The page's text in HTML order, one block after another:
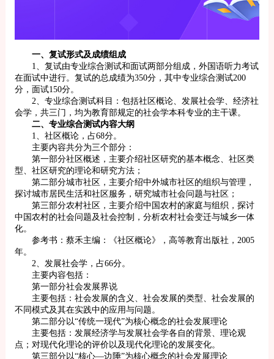
一、复试形式及成绩组成
1、复试由专业综合测试和面试两部分组成，外国语听力考试
在面试中进行。复试的总成绩为350分，其中专业综合测试200
分，面试150分。
2、专业综合测试科目：包括社区概论、发展社会学、经济社
会学，共三门，均为教育部规定的社会学本科专业的主干课。
二、专业综合测试内容大纲
1、社区概论，占68分。
主要内容共分为三个部分：
第一部分社区概述，主要介绍社区研究的基本概念、社区类
型、社区研究的理论和研究方法；
第二部分城市社区，主要介绍中外城市社区的组织与管理，
探讨城市居民生活和社区服务，研究城市社会问题与社区；
第三部分农村社区，主要介绍中国农村的家庭与组织，探讨
中国农村的社会问题及社会控制，分析农村社会变迁与城乡一体
化。
参考书：蔡禾主编：《社区概论》，高等教育出版社，2005
年。
2、发展社会学，占66分。
主要内容包括：
第一部分社会发展界说
主要包括：社会发展的含义、社会发展的类型、社会发展的
不同模式及其在实践中的应用与问题。
第二部分以“传统一现代”为核心概念的社会发展理论
主要包括：发展经济学与发展社会学各自的背景、理论观
点；对现代化理论的评价以及现代化理论的发展变化。
第三部分以“核心—边陲”为核心概念的社会发展理论